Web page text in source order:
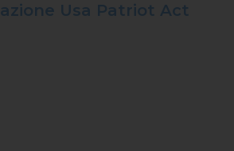
Usa Patriot Act